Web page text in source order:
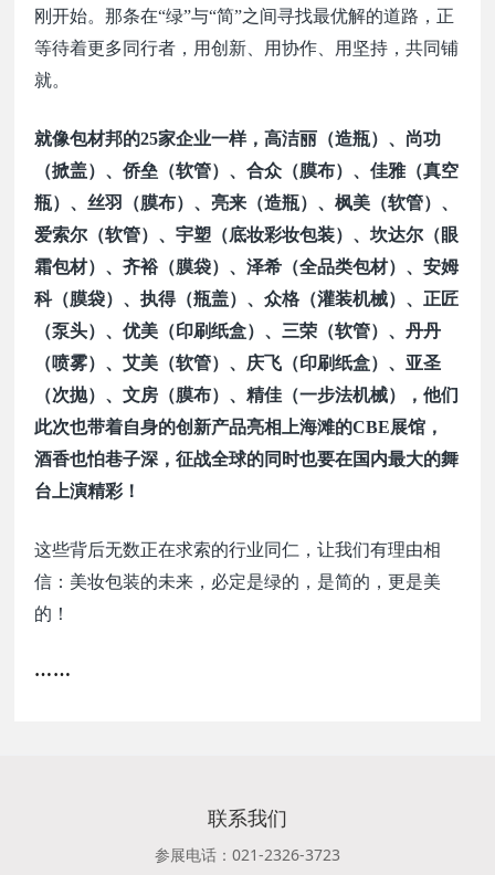
刚开始。那条在“绿”与“简”之间寻找最优解的道路，正
等待着更多同行者，用创新、用协作、用坚持，共同铺
就。
就像包材邦的25家企业一样， 高洁丽（造瓶）、尚功
（掀盖）、侨垒（软管）、合众（膜布）、佳雅（真空
瓶）、丝羽（膜布）、亮来（造瓶）、枫美（软管）、
爱索尔（软管）、宇塑（底妆彩妆包装）、坎达尔（眼
霜包材）、齐裕（膜袋）、泽希（全品类包材）、安姆
科（膜袋）、执得（瓶盖）、众格（灌装机械）、正匠
（泵头）、优美（印刷纸盒）、三荣（软管）、丹丹
（喷雾）、艾美（软管）、 庆飞（印刷纸盒）、亚圣
（次抛）、文房（膜布）、精佳（一步法机械），他们
此次也带着自身的创新产品亮相上海滩的CBE展馆，
酒香也怕巷子深，征战全球的同时也要在国内最大的舞
台上演精彩！
这些背后无数正在求索的行业同仁，让我们有理由相
信：美妆包装的未来，必定是绿的，是简的，更是美
的 ！
……
联系我们
参展电话：021-2326-3723